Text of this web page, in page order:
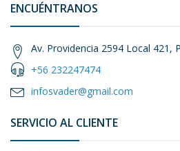
ENCUÉNTRANOS
Av. Providencia 2594 Local 421,
+56 232247474
infosvader@gmail.com
SERVICIO AL CLIENTE